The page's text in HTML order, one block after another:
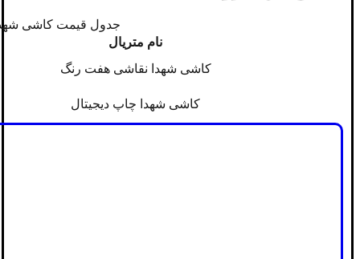
جدول قیمت کاشی
نام متریال
کاشی شهدا نقاشی هفت رنگ
کاشی شهدا چاپ دیجیتال